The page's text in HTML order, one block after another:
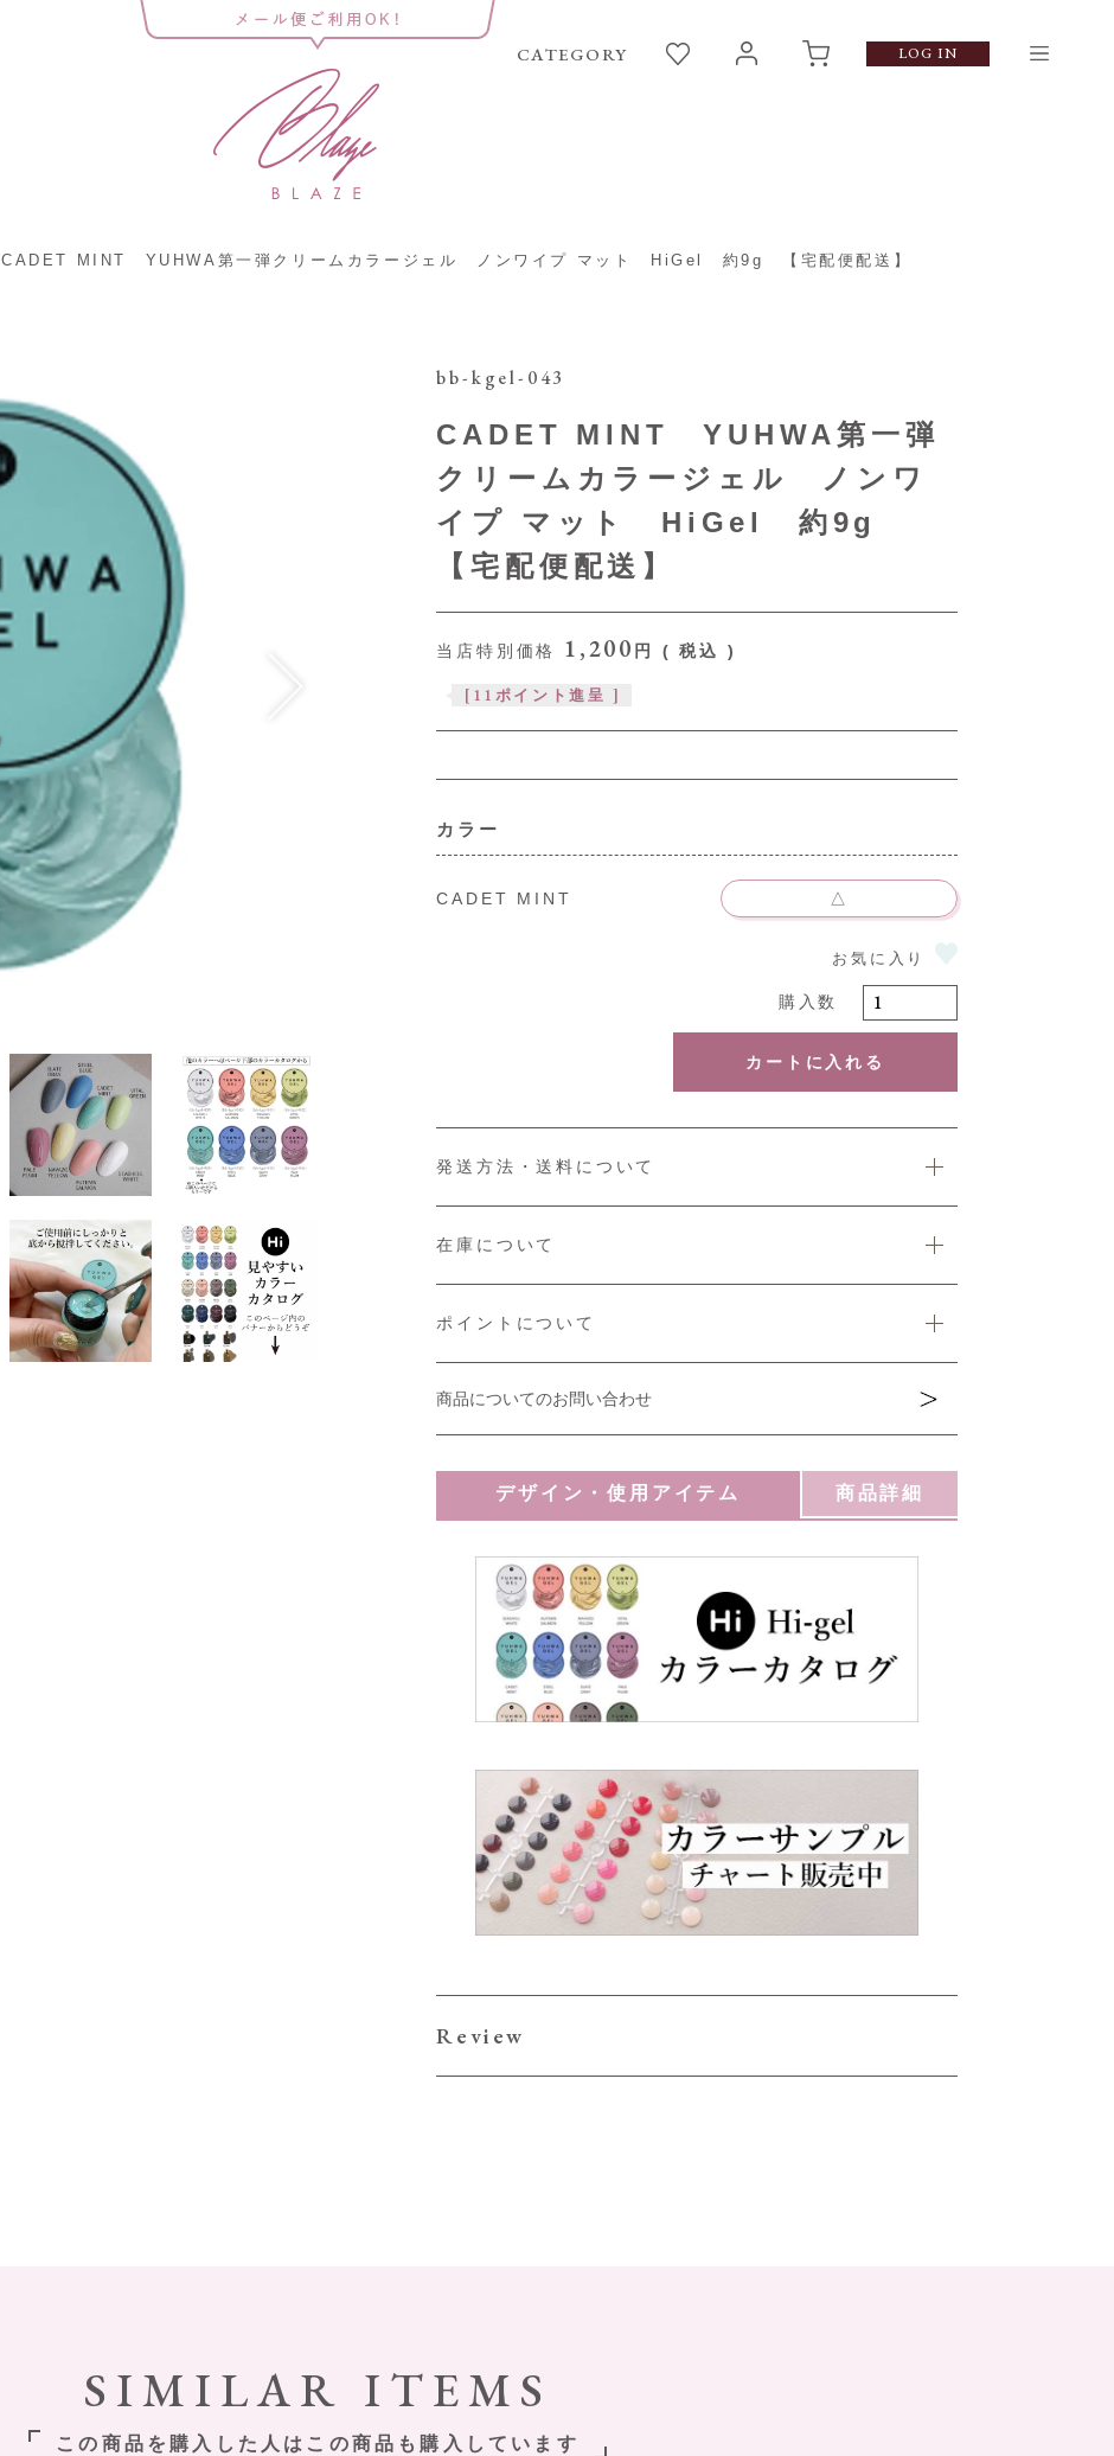
CATEGORY LOG IN
CADET MINT YUHWA第一弾クリームカラージェル ノンワイプ マット HiGel 約9g 【宅配便配送】
bb-kgel-043
CADET MINT YUHWA第一弾
クリームカラージェル ノンワ
イプ マット HiGel 約9g
【宅配便配送】
当店特別価格 1,200 税込
[ 11 ポイント進呈 ]
カラー
CADET MINT △
カートに入れる
発送方法・送料について
在庫について
ポイントについて
商品についてのお問い合わせ
デザイン・使用アイテム 商品詳細
Review
SIMILAR ITEMS
この商品を購入した人は この商品も購入しています